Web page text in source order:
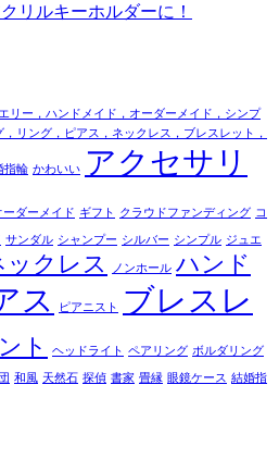
リルキーホルダーに！
リー，ハンドメイド，オーダーメイド，シンプ
リング，ピアス，ネックレス，ブレスレット，
指輪 かわいい
アクセサリ
ーダーメイド ギフト クラウドファンディング コ
サンダル シャンプー シルバー シンプル ジュエ
ックレス ノンホール ハンド
ス ピアニスト
ブレスレ
ト ヘッドライト ペアリング ボルダリング
和風 天然石 探偵 書家 畳縁 眼鏡ケース 結婚指